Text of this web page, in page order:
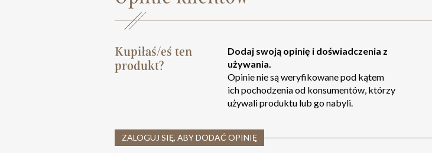
Kupiłaś/eś ten
produkt?
Dodaj swoją opinię i doświadczenia z
używania.
Opinie nie są weryfikowane pod kątem
ich pochodzenia od konsumentów, którzy
używali produktu lub go nabyli.
ZALOGUJ SIĘ, ABY DODAĆ OPINIĘ